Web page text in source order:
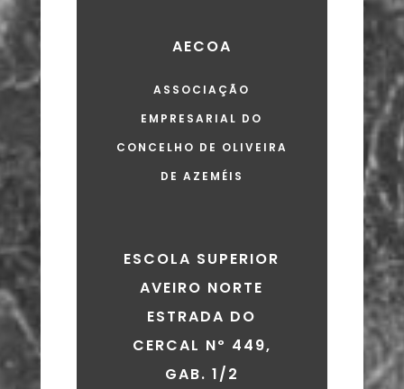
AECOA
ASSOCIAÇÃO
EMPRESARIAL DO
CONCELHO DE OLIVEIRA
DE AZEMÉIS
ESCOLA SUPERIOR
AVEIRO NORTE
ESTRADA DO
CERCAL Nº 449,
GAB. 1/2